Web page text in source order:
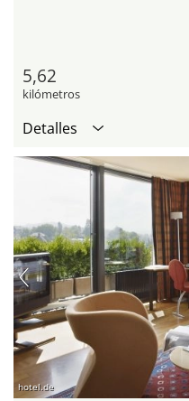
5,62
kilómetros
Detalles
hotel.de